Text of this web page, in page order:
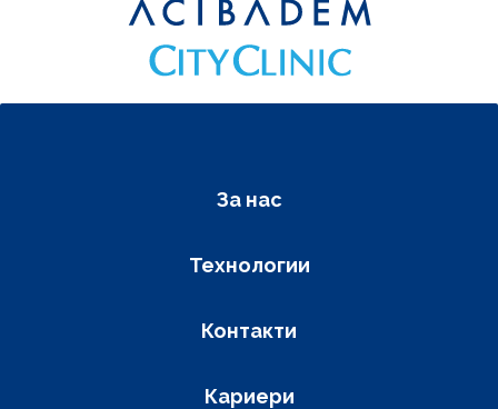
Фуутер навигация
За нас
Технологии
Контакти
Кариери